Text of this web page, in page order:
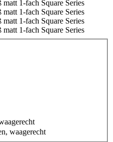
waagerecht